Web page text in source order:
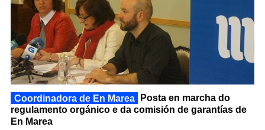
Coordinadora de En Marea
Posta en marcha do
regulamento orgánico e da comisión de garantías de
En Marea